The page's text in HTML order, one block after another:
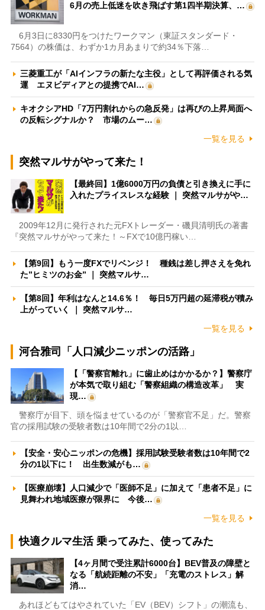
6月の売上低迷を吹き飛ばす第1四半期決算、…
6月3日に8330円をつけたワークマン（東証スタンダード・
7564）の株価は、わずか1カ月あまりで約34％下落…
三菱重工が「AIインフラの新たな主役」として再評価される気
運 エヌビディアとの提携でAI…
キオクシアHD「7万円割れからの急反発」は再びの上昇局面へ
の反転シグナルか？ 市場のムー…
一覧を見る
突然マルサがやって来た！
【最終回】1億6000万円の負債と引き換えに手に
入れたプライスレスな経験 ｜ 突然マルサがや…
2009年12月に発行された元FXトレーダー・磯貝清明氏の著書
『突然マルサがやって来た！～FXで10億円稼い…
【第9回】もう一度FXでリベンジ！ 種銭は差し押さえを免れ
た”ヒミツのお金” ｜ 突然マルサ…
【第8回】年利はなんと14.6％！ 毎日5万円超の延滞税が積み
上がっていく ｜ 突然マルサ…
一覧を見る
河合雅司「人口減少ニッポンの活路」
【「警察官離れ」に歯止めはかかるか？】警察庁
が本気で取り組む「警察組織の構造改革」 実
現…
警察庁が目下、頭を悩ませているのが「警察官不足」だ。警察
官の採用試験の受験者数は10年間で2分の1以…
【安全・安心ニッポンの危機】採用試験受験者数は10年間で2
分の1以下に！ 出生数減がも…
【医療崩壊】人口減少で「医師不足」に加えて「患者不足」に
見舞われ地域医療が限界に 今後…
一覧を見る
快適クルマ生活 乗ってみた、使ってみた
【4ヶ月間で受注累計6000台】BEV普及の障壁と
なる「航続距離の不安」「充電のストレス」解
消…
あれほどもてはやされていた「EV（BEV）シフト」の潮流も、